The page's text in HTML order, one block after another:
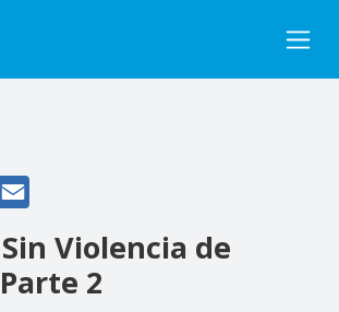
WhatsApp
Violencia de
2